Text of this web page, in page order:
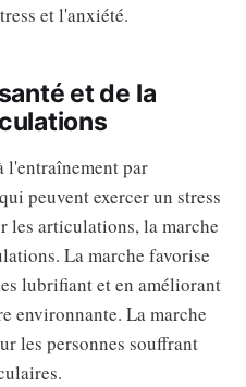
et l'anxiété.
et de la
l'entraînement par
peuvent exercer un stress
les articulations, la marche
La marche favorise
lubrifiant et en améliorant
environnante. La marche
les personnes souffrant